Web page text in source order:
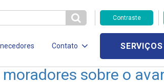
Contraste
Contato
sobre o